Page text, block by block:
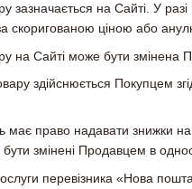
зазначається на Сайті. У
скоригованою ціною або
на Сайті може бути змінена
здійснюється Покупцем
має право надавати знижки на
бути змінені Продавцем в
перевізника «Нова